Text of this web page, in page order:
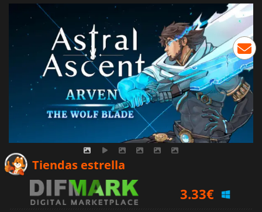
NOTICIAS
INICIAR SESIÓN O REGISTRARSE
Tiendas estrella
3.33€